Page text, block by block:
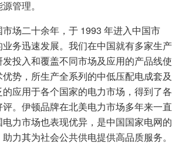
管理。
场二十余年，于 1993 年进入中国市
务迅速发展。我们在中国就有多家生产
投入和覆盖不同市场及应用的产品线使
势，所生产全系列的中低压配电成套及
应用于各个国家的电力市场，得到了各
。伊顿品牌在北美电力市场多年来一直
力市场也表现优异，是中国国家电网的
力其为社会公共供电提供高品质服务。